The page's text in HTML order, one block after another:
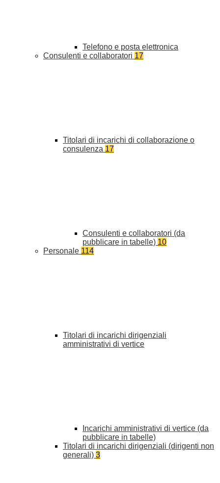
Telefono e posta elettronica
Consulenti e collaboratori 17
Titolari di incarichi di collaborazione o
consulenza 17
Consulenti e collaboratori (da
pubblicare in tabelle) 10
Personale 114
Titolari di incarichi dirigenziali
amministrativi di vertice
Incarichi amministrativi di vertice (da
pubblicare in tabelle)
Titolari di incarichi dirigenziali (dirigenti non
generali) 3